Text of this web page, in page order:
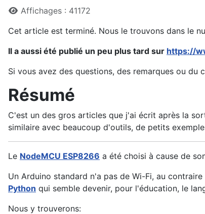
Affichages : 41172
Cet article est terminé. Nous le trouvons dans le
Il a aussi été publié un peu plus tard sur https://
Si vous avez des questions, des remarques ou
Résumé
C'est un des gros articles que j'ai écrit après la
similaire avec beaucoup d'outils, de petits
Le NodeMCU ESP8266 a été choisi à cause de
Un Arduino standard n'a pas de Wi-Fi, au
Python qui semble devenir, pour l'éducation, le
Nous y trouverons: